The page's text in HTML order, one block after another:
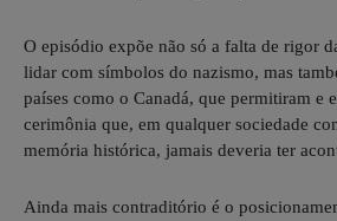
O episódio expõe não só a falta de rigor
lidar com símbolos do nazismo, mas
países como o Canadá, que permitiram e
cerimônia que, em qualquer sociedade
memória histórica, jamais deveria ter
Ainda mais contraditório é o